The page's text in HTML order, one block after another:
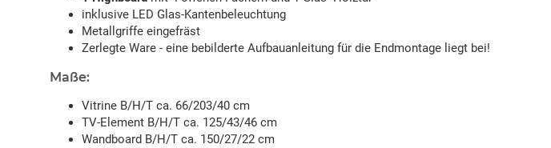
inklusive LED Glas-Kantenbeleuchtung
Metallgriffe eingefräst
Zerlegte Ware - eine bebilderte Aufbauanleitung für die Endmontage liegt bei!
Maße:
Vitrine B/H/T ca. 66/203/40 cm
TV-Element B/H/T ca. 125/43/46 cm
Wandboard B/H/T ca. 150/27/22 cm